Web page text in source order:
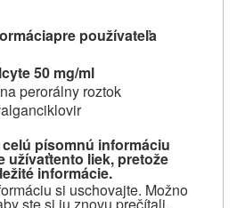
pre používateľa
50 mg/ml
perorálny roztok
písomnú informáciu
užívaťtento liek, pretože
informácie.
si uschovajte. Možno